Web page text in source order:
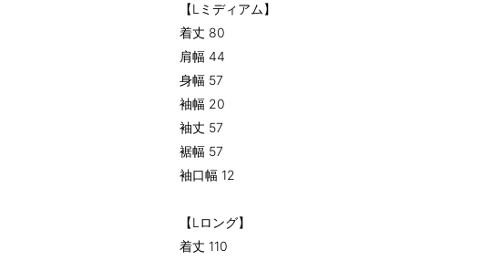
【Lミディアム】
着丈 80
肩幅 44
身幅 57
袖幅 20
袖丈 57
裾幅 57
袖口幅 12
【Lロング】
着丈 110